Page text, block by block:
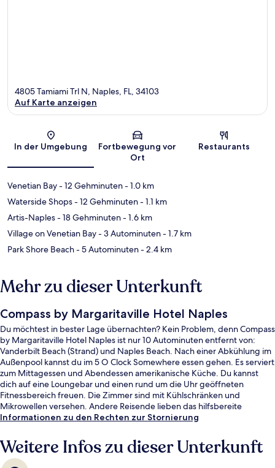
Karte
4805 Tamiami Trl N, Naples, FL, 34103
Auf Karte anzeigen
In der Umgebung
Fortbewegung vor
Ort
Restaurants
Venetian Bay- 12 Gehminuten- 1.0 km
Waterside Shops- 12 Gehminuten- 1.1 km
Artis-Naples- 18 Gehminuten- 1.6 km
Village on Venetian Bay- 3 Autominuten- 1.7 km
Park Shore Beach- 5 Autominuten- 2.4 km
Mehr zu dieser Unterkunft
Compass by Margaritaville Hotel Naples
Du möchtest in bester Lage übernachten? Kein Problem, denn Compass
by Margaritaville Hotel Naples ist nur 10 Autominuten entfernt von:
Vanderbilt Beach (Strand) und Naples Beach. Nach einer Abkühlung im
Außenpool kannst du im 5 O Clock Somewhere essen gehen. Es serviert
zum Mittagessen und Abendessen amerikanische Küche. Du kannst
dich auf eine Loungebar und einen rund um die Uhr geöffneten
Fitnessbereich freuen. Die Zimmer sind mit Kühlschränken und
Mikrowellen versehen. Andere Reisende lieben das hilfsbereite
Personal.
Informationen zu den Rechten zur Stornierung
Weitere Infos zu dieser Unterkunft